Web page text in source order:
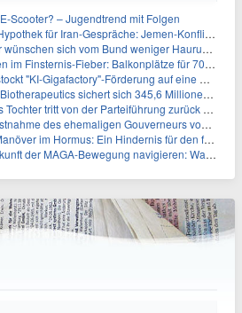
Scooter? – Jugendtrend mit Folgen
für Iran-Gespräche: Jemen-Konflikt eskaliert
sich vom Bund weniger Hauruck-Gesetzgebung
im Finsternis-Fieber: Balkonplätze für 700 Euro
"KI-Gigafactory"-Förderung auf eine Milliarde Euro auf
sichert sich 345,6 Millionen Dollar in einer erhöhten IPO und ebnet den Weg für nicht-opioide Schmerztherapie
tritt von der Parteiführung zurück und hebt politische Turbulenzen hervor
Gouverneurs von Mexiko hebt die anhaltenden Herausforderungen in der Governance und im Geschäftsumfeld hervor
im Hormus: Ein Hindernis für den freien Handel und das Investorenvertrauen
MAGA-Bewegung navigieren: Was steht für Investoren auf dem Spiel?